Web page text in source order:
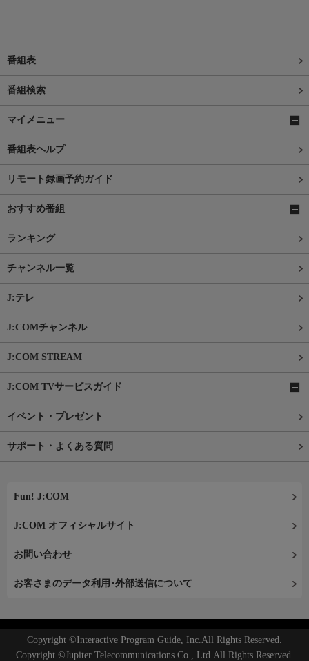
番組表
番組検索
マイメニュー
番組表ヘルプ
リモート録画予約ガイド
おすすめ番組
ランキング
チャンネル一覧
J:テレ
J:COMチャンネル
J:COM STREAM
J:COM TVサービスガイド
イベント・プレゼント
サポート・よくある質問
Fun! J:COM
J:COM オフィシャルサイト
お問い合わせ
お客さまのデータ利用･外部送信について
Copyright ©Interactive Program Guide, Inc.All Rights Reserved.
Copyright ©Jupiter Telecommunications Co., Ltd.All Rights Reserved.